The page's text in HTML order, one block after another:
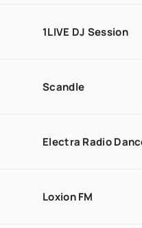
1LIVE DJ Session
Scandle
Electra Radio
Loxion FM